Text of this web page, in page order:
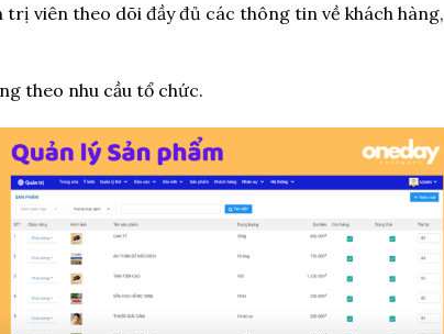
viên theo dõi đầy đủ các thông tin về khách hàng,
theo nhu cầu tổ chức.